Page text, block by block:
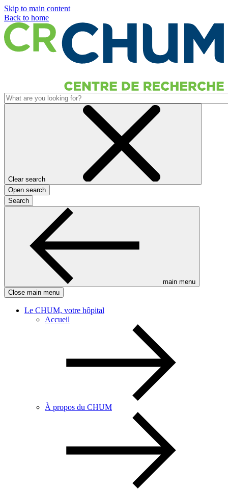
Skip to main content
Back to home
Clear search
Open search
Search
main menu
Close main menu
Le CHUM, votre hôpital
Accueil
À propos du CHUM